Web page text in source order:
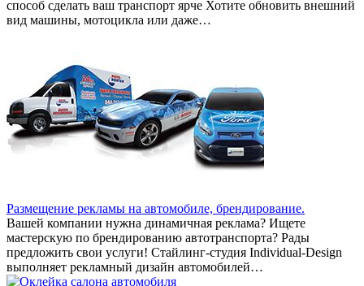
способ сделать ваш транспорт ярче Хотите обновить внешний
вид машины, мотоцикла или даже…
Размещение рекламы на автомобиле, брендирование.
Вашей компании нужна динамичная реклама? Ищете
мастерскую по брендированию автотранспорта? Рады
предложить свои услуги! Стайлинг-студия Individual-Design
выполняет рекламный дизайн автомобилей…